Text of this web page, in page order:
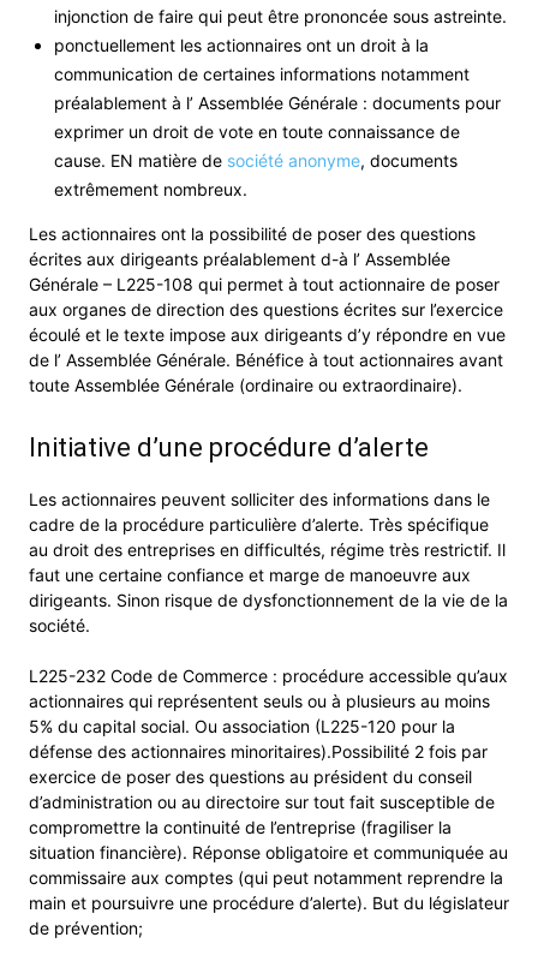
injonction de faire qui peut être prononcée sous astreinte.
ponctuellement les actionnaires ont un droit à la
communication de certaines informations notamment
préalablement à l’ Assemblée Générale : documents pour
exprimer un droit de vote en toute connaissance de
cause. EN matière de société anonyme, documents
extrêmement nombreux.
Les actionnaires ont la possibilité de poser des questions
écrites aux dirigeants préalablement d-à l’ Assemblée
Générale – L225-108 qui permet à tout actionnaire de poser
aux organes de direction des questions écrites sur l’exercice
écoulé et le texte impose aux dirigeants d’y répondre en vue
de l’ Assemblée Générale. Bénéfice à tout actionnaires avant
toute Assemblée Générale (ordinaire ou extraordinaire).
Initiative d’une procédure d’alerte
Les actionnaires peuvent solliciter des informations dans le
cadre de la procédure particulière d’alerte. Très spécifique
au droit des entreprises en difficultés, régime très restrictif. Il
faut une certaine confiance et marge de manoeuvre aux
dirigeants. Sinon risque de dysfonctionnement de la vie de la
société.
L225-232 Code de Commerce : procédure accessible qu’aux
actionnaires qui représentent seuls ou à plusieurs au moins
5% du capital social. Ou association (L225-120 pour la
défense des actionnaires minoritaires).Possibilité 2 fois par
exercice de poser des questions au président du conseil
d’administration ou au directoire sur tout fait susceptible de
compromettre la continuité de l’entreprise (fragiliser la
situation financière). Réponse obligatoire et communiquée au
commissaire aux comptes (qui peut notamment reprendre la
main et poursuivre une procédure d’alerte). But du législateur
de prévention;